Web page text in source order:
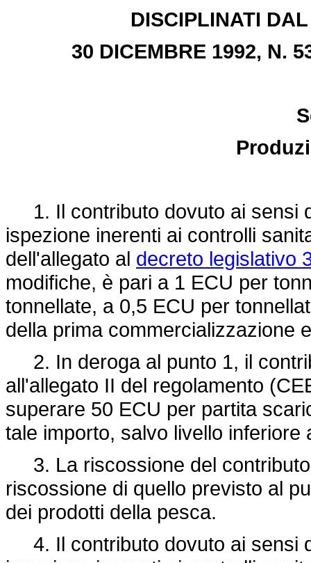
DISCIPLINATI
30 DICEMBRE 1992, N.
1. Il contributo dovuto ai sensi
ispezione inerenti ai controlli
dell'allegato al decreto legislativo
modifiche, è pari a 1 ECU per
tonnellate, a 0,5 ECU per
della prima commercializzazione
2. In deroga al punto 1, il
all'allegato II del regolamento
superare 50 ECU per partita
tale importo, salvo livello
3. La riscossione del
riscossione di quello previsto al
dei prodotti della pesca.
4. Il contributo dovuto ai sensi